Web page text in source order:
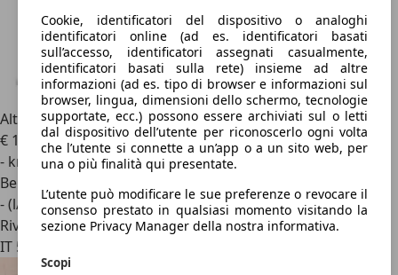
Cookie, identificatori del dispositivo o analoghi
identificatori online (ad es. identificatori basati
sull’accesso, identificatori assegnati casualmente,
identificatori basati sulla rete) insieme ad altre
informazioni (ad es. tipo di browser e informazioni sul
browser, lingua, dimensioni dello schermo, tecnologie
supportate, ecc.) possono essere archiviati sul o letti
dal dispositivo dell’utente per riconoscerlo ogni volta
che l’utente si connette a un’app o a un sito web, per
una o più finalità qui presentate.
L’utente può modificare le sue preferenze o revocare il
consenso prestato in qualsiasi momento visitando la
sezione Privacy Manager della nostra informativa.
Scopi
Altro AltroT1200VX
€ 149
- km
Benzina
- (l/100 km)
Rivenditore
IT 50142